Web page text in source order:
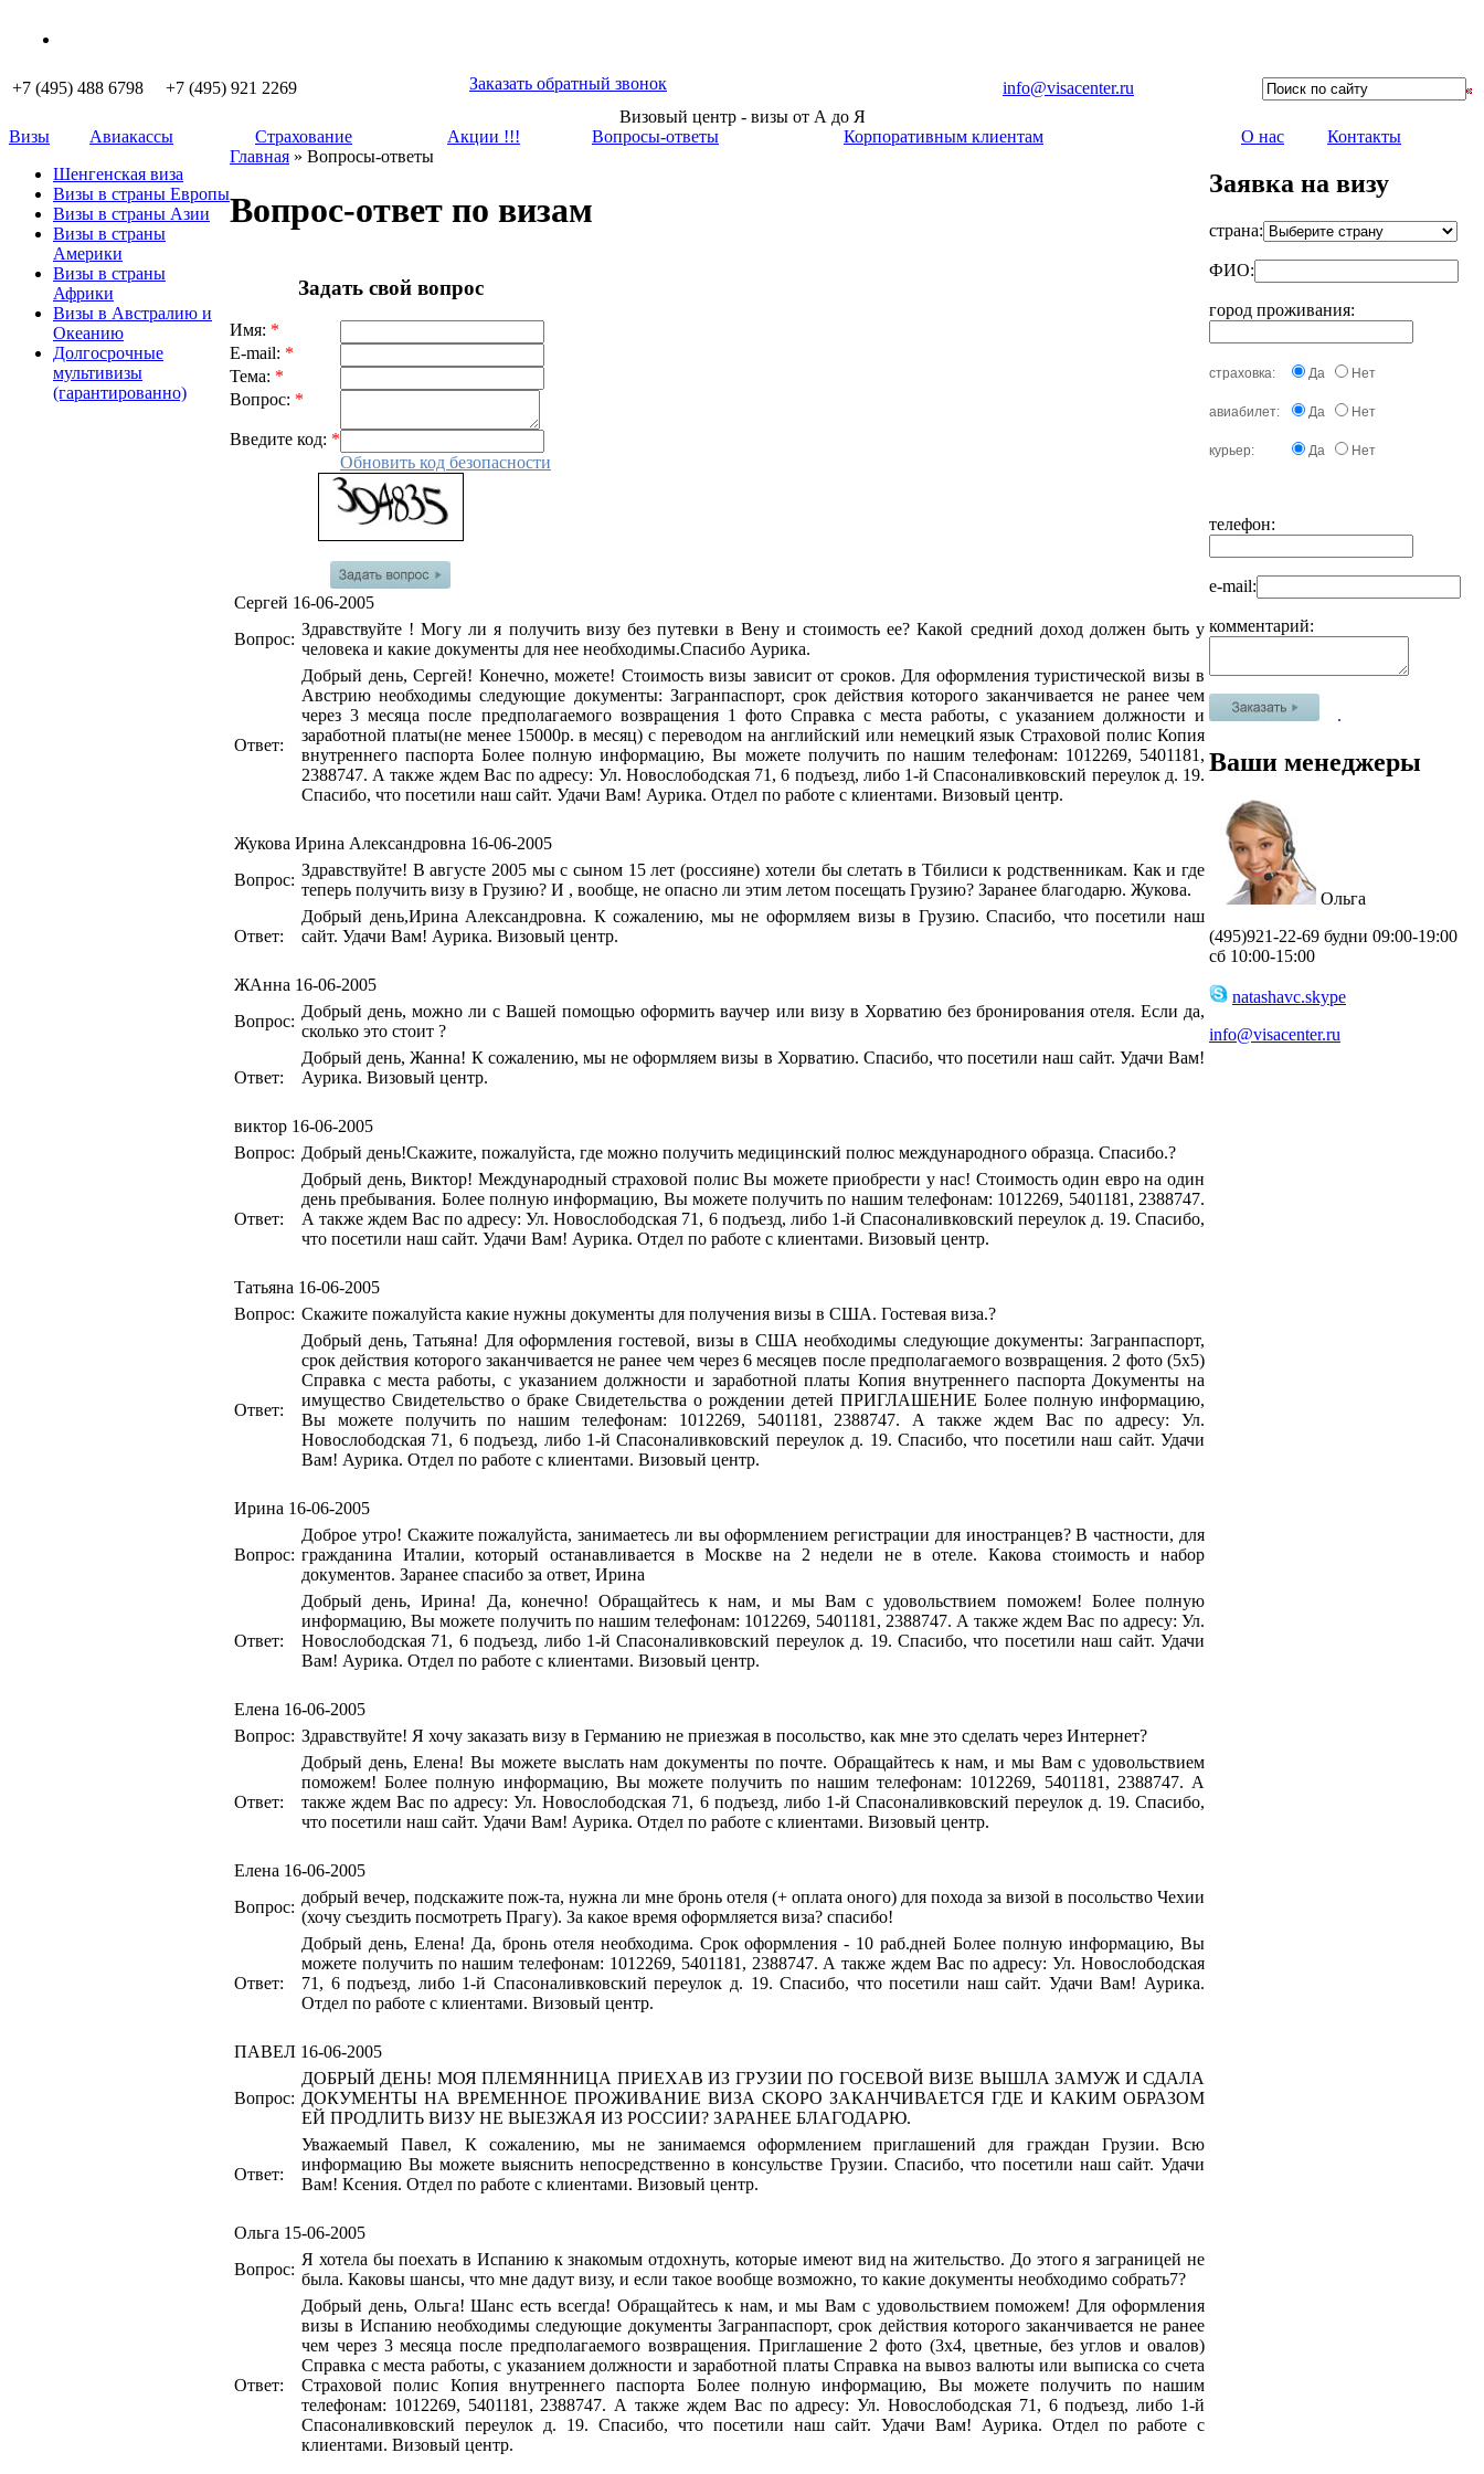
+7 (495) 488 6798 +7 (495) 921 2269 Заказать обратный звонок
info@visacenter.ru
Визовый центр - визы от А до Я
Визы
Авиакассы Страхование Акции !!! Вопросы-ответы Корпоративным клиентам О нас
Контакты
Шенгенская виза
Визы в страны Европы
Визы в страны Азии
Визы в страны
Америки
Визы в страны
Африки
Визы в Австралию и
Океанию
Долгосрочные
мультивизы
(гарантированно)
Главная » Вопросы-ответы
Вопрос-ответ по визам
Задать свой вопрос
Имя: *
E-mail: *
Тема: *
Вопрос: *
Введите код: *
Обновить код безопасности
Сергей 16-06-2005
Вопрос:
Здравствуйте ! Могу ли я получить визу без путевки в Вену и стоимость ее? Какой средний доход должен быть у
человека и какие документы для нее необходимы.Спасибо Аурика.
Ответ:
Добрый день, Сергей! Конечно, можете! Стоимость визы зависит от сроков. Для оформления туристической визы в
Австрию необходимы следующие документы: Загранпаспорт, срок действия которого заканчивается не ранее чем
через 3 месяца после предполагаемого возвращения 1 фото Cправка с места работы, с указанием должности и
заработной платы(не менее 15000р. в месяц) с переводом на английский или немецкий язык Страховой полис Копия
внутреннего паспорта Более полную информацию, Вы можете получить по нашим телефонам: 1012269, 5401181,
2388747. А также ждем Вас по адресу: Ул. Новослободская 71, 6 подъезд, либо 1-й Спасоналивковский переулок д. 19.
Спасибо, что посетили наш сайт. Удачи Вам! Аурика. Отдел по работе с клиентами. Визовый центр.
Жукова Ирина Александровна 16-06-2005
Вопрос:
Здравствуйте! В августе 2005 мы с сыном 15 лет (россияне) хотели бы слетать в Тбилиси к родственникам. Как и где
теперь получить визу в Грузию? И , вообще, не опасно ли этим летом посещать Грузию? Заранее благодарю. Жукова.
Ответ:
Добрый день,Ирина Александровна. К сожалению, мы не оформляем визы в Грузию. Спасибо, что посетили наш
сайт. Удачи Вам! Аурика. Визовый центр.
ЖАнна 16-06-2005
Вопрос:
Добрый день, можно ли с Вашей помощью оформить ваучер или визу в Хорватию без бронирования отеля. Если да,
сколько это стоит ?
Ответ:
Добрый день, Жанна! К сожалению, мы не оформляем визы в Хорватию. Спасибо, что посетили наш сайт. Удачи Вам!
Аурика. Визовый центр.
виктор 16-06-2005
Вопрос: Добрый день!Скажите, пожалуйста, где можно получить медицинский полюс международного образца. Спасибо.?
Ответ:
Добрый день, Виктор! Международный страховой полис Вы можете приобрести у нас! Стоимость один евро на один
день пребывания. Более полную информацию, Вы можете получить по нашим телефонам: 1012269, 5401181, 2388747.
А также ждем Вас по адресу: Ул. Новослободская 71, 6 подъезд, либо 1-й Спасоналивковский переулок д. 19. Спасибо,
что посетили наш сайт. Удачи Вам! Аурика. Отдел по работе с клиентами. Визовый центр.
Татьяна 16-06-2005
Вопрос: Скажите пожалуйста какие нужны документы для получения визы в США. Гостевая виза.?
Ответ:
Добрый день, Татьяна! Для оформления гостевой, визы в США необходимы следующие документы: Загранпаспорт,
срок действия которого заканчивается не ранее чем через 6 месяцев после предполагаемого возвращения. 2 фото (5х5)
Справка с места работы, с указанием должности и заработной платы Копия внутреннего паспорта Документы на
имущество Свидетельство о браке Свидетельства о рождении детей ПРИГЛАШЕНИЕ Более полную информацию,
Вы можете получить по нашим телефонам: 1012269, 5401181, 2388747. А также ждем Вас по адресу: Ул.
Новослободская 71, 6 подъезд, либо 1-й Спасоналивковский переулок д. 19. Спасибо, что посетили наш сайт. Удачи
Вам! Аурика. Отдел по работе с клиентами. Визовый центр.
Ирина 16-06-2005
Вопрос:
Доброе утро! Скажите пожалуйста, занимаетесь ли вы оформлением регистрации для иностранцев? В частности, для
гражданина Италии, который останавливается в Москве на 2 недели не в отеле. Какова стоимость и набор
документов. Заранее спасибо за ответ, Ирина
Ответ:
Добрый день, Ирина! Да, конечно! Обращайтесь к нам, и мы Вам с удовольствием поможем! Более полную
информацию, Вы можете получить по нашим телефонам: 1012269, 5401181, 2388747. А также ждем Вас по адресу: Ул.
Новослободская 71, 6 подъезд, либо 1-й Спасоналивковский переулок д. 19. Спасибо, что посетили наш сайт. Удачи
Вам! Аурика. Отдел по работе с клиентами. Визовый центр.
Елена 16-06-2005
Вопрос: Здравствуйте! Я хочу заказать визу в Германию не приезжая в посольство, как мне это сделать через Интернет?
Ответ:
Добрый день, Елена! Вы можете выслать нам документы по почте. Обращайтесь к нам, и мы Вам с удовольствием
поможем! Более полную информацию, Вы можете получить по нашим телефонам: 1012269, 5401181, 2388747. А
также ждем Вас по адресу: Ул. Новослободская 71, 6 подъезд, либо 1-й Спасоналивковский переулок д. 19. Спасибо,
что посетили наш сайт. Удачи Вам! Аурика. Отдел по работе с клиентами. Визовый центр.
Елена 16-06-2005
Вопрос:
добрый вечер, подскажите пож-та, нужна ли мне бронь отеля (+ оплата оного) для похода за визой в посольство Чехии
(хочу съездить посмотреть Прагу). За какое время оформляется виза? спасибо!
Ответ:
Добрый день, Елена! Да, бронь отеля необходима. Срок оформления - 10 раб.дней Более полную информацию, Вы
можете получить по нашим телефонам: 1012269, 5401181, 2388747. А также ждем Вас по адресу: Ул. Новослободская
71, 6 подъезд, либо 1-й Спасоналивковский переулок д. 19. Спасибо, что посетили наш сайт. Удачи Вам! Аурика.
Отдел по работе с клиентами. Визовый центр.
ПАВЕЛ 16-06-2005
Вопрос:
ДОБРЫЙ ДЕНЬ! МОЯ ПЛЕМЯННИЦА ПРИЕХАВ ИЗ ГРУЗИИ ПО ГОСЕВОЙ ВИЗЕ ВЫШЛА ЗАМУЖ И СДАЛА
ДОКУМЕНТЫ НА ВРЕМЕННОЕ ПРОЖИВАНИЕ ВИЗА СКОРО ЗАКАНЧИВАЕТСЯ ГДЕ И КАКИМ ОБРАЗОМ
ЕЙ ПРОДЛИТЬ ВИЗУ НЕ ВЫЕЗЖАЯ ИЗ РОССИИ? ЗАРАНЕЕ БЛАГОДАРЮ.
Ответ:
Уважаемый Павел, К сожалению, мы не занимаемся оформлением приглашений для граждан Грузии. Всю
информацию Вы можете выяснить непосредственно в консульстве Грузии. Спасибо, что посетили наш сайт. Удачи
Вам! Ксения. Отдел по работе с клиентами. Визовый центр.
Ольга 15-06-2005
Вопрос:
Я хотела бы поехать в Испанию к знакомым отдохнуть, которые имеют вид на жительство. До этого я заграницей не
была. Каковы шансы, что мне дадут визу, и если такое вообще возможно, то какие документы необходимо собрать7?
Ответ:
Добрый день, Ольга! Шанс есть всегда! Обращайтесь к нам, и мы Вам с удовольствием поможем! Для оформления
визы в Испанию необходимы следующие документы Загранпаспорт, срок действия которого заканчивается не ранее
чем через 3 месяца после предполагаемого возвращения. Приглашение 2 фото (3х4, цветные, без углов и овалов)
Справка с места работы, с указанием должности и заработной платы Справка на вывоз валюты или выписка со счета
Страховой полис Копия внутреннего паспорта Более полную информацию, Вы можете получить по нашим
телефонам: 1012269, 5401181, 2388747. А также ждем Вас по адресу: Ул. Новослободская 71, 6 подъезд, либо 1-й
Спасоналивковский переулок д. 19. Спасибо, что посетили наш сайт. Удачи Вам! Аурика. Отдел по работе с
клиентами. Визовый центр.
Заявка на визу
страна:
ФИО:
город проживания:
страховка: Да Нет
авиабилет: Да Нет
курьер: Да Нет
телефон:
e-mail:
комментарий:
.
Ваши менеджеры
Ольга
(495)921-22-69 будни 09:00-19:00
сб 10:00-15:00
natashavc.skype
info@visacenter.ru